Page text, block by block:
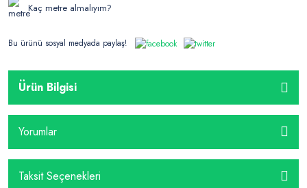
Kaç metre almalıyım?
Bu ürünü sosyal medyada paylaş!
Ürün Bilgisi
Yorumlar
Taksit Seçenekleri